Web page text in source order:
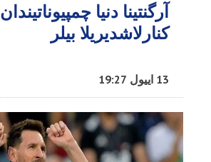
آرگنتینا دنیا چمپیوناتیندان
کنارلاشدیریلا بیلر
13 اییول 19:27